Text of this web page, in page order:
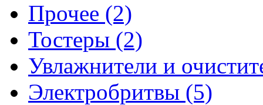
Прочее (2)
Тостеры (2)
Увлажнители и
Электробритвы (5)